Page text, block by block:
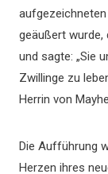
geäußert wurde,
und sagte: „Sie
Zwillinge zu
Herrin von
Die Aufführung
Herzen ihres